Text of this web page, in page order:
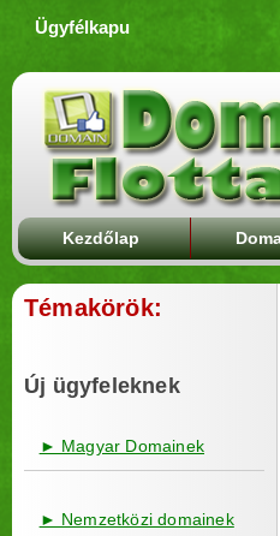
Ügyfélkapu
Kezdőlap
Témakörök:
Új ügyfeleknek
► Magyar Domainek
► Nemzetközi domainek